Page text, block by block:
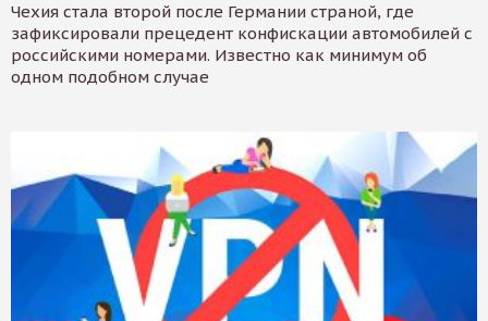
Чехия стала второй после Германии страной, где
зафиксировали прецедент конфискации автомобилей с
российскими номерами. Известно как минимум об
одном подобном случае